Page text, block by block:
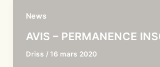
News
AVIS – PERMANENCE
Driss /16 mars 2020